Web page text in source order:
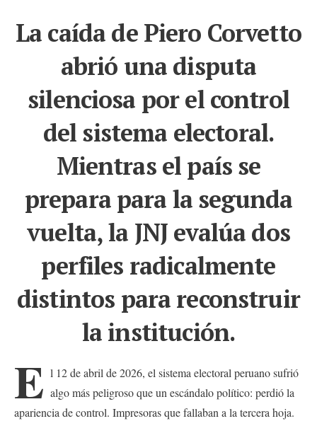
La caída de Piero Corvetto
abrió una disputa
silenciosa por el control
del sistema electoral.
Mientras el país se
prepara para la segunda
vuelta, la JNJ evalúa dos
perfiles radicalmente
distintos para reconstruir
la institución.
E l 12 de abril de 2026, el sistema electoral peruano sufrió
algo más peligroso que un escándalo político: perdió la
apariencia de control. Impresoras que fallaban a la tercera hoja.